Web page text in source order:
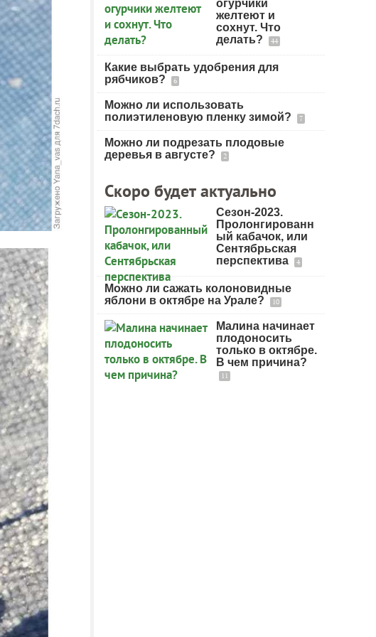
огурчики
желтеют и
сохнут. Что
делать?
44
Какие выбрать удобрения для
рябчиков?
6
Можно ли использовать
полиэтиленовую пленку зимой?
7
Можно ли подрезать плодовые
деревья в августе?
2
Скоро будет актуально
Сезон-2023.
Пролонгированн
ый кабачок, или
Сентябрьская
перспектива
4
Можно ли сажать колоновидные
яблони в октябре на Урале?
10
Малина начинает
плодоносить
только в октябре.
В чем причина?
11